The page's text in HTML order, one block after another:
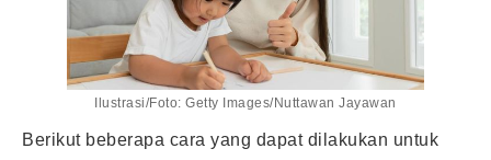
Ilustrasi/Foto: Getty Images/Nuttawan Jayawan
Berikut beberapa cara yang dapat dilakukan untuk